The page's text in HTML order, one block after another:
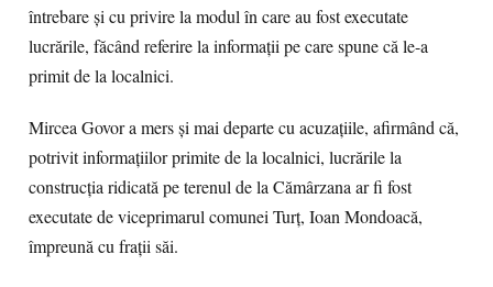
întrebare și cu privire la modul în care au fost executate
lucrările, făcând referire la informații pe care spune că le-a
primit de la localnici.
Mircea Govor a mers și mai departe cu acuzațiile, afirmând că,
potrivit informațiilor primite de la localnici, lucrările la
construcția ridicată pe terenul de la Cămârzana ar fi fost
executate de viceprimarul comunei Turț, Ioan Mondoacă,
împreună cu frații săi.